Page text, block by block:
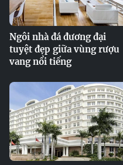
Ngôi nhà đá đương đại
tuyệt đẹp giữa vùng rượu
vang nổi tiếng